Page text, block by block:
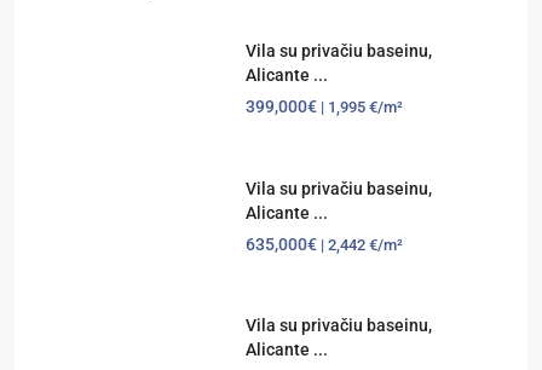
Vila su privačiu baseinu,
Alicante ...
399,000€ | 1,995 €/m²
Vila su privačiu baseinu,
Alicante ...
635,000€ | 2,442 €/m²
Vila su privačiu baseinu,
Alicante ...